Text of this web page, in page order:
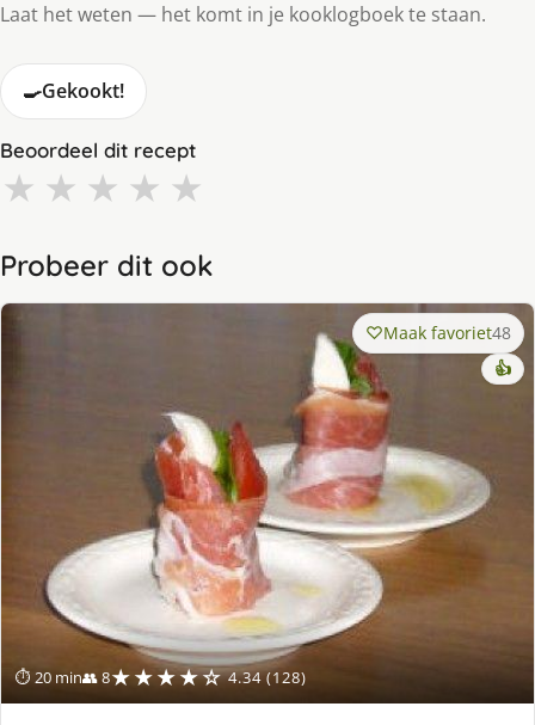
Laat het weten — het komt in je kooklogboek te staan.
🍳Gekookt!
Beoordeel dit recept
★ ★ ★ ★ ★
Probeer dit ook
⏱ 20 min👥 8★★★★☆ 4.34 (128)
Maak favoriet48
👍